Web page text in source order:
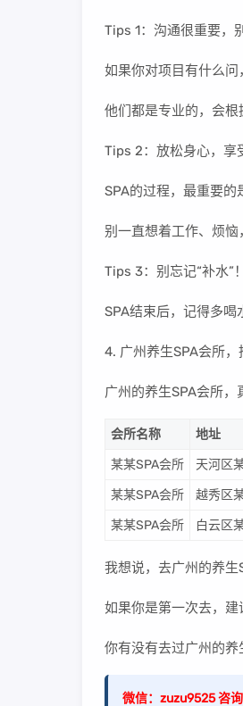
Tips 1：沟通很重要，
如果你对项目有什么问
他们都是专业的，会根
Tips 2：放松身心，享
SPA的过程，最重要的
别一直想着工作、烦恼
Tips 3：别忘记“补水”！
SPA结束后，记得多喝
4. 广州养生SPA会所，
广州的养生SPA会所，
会所名称 地址
某某SPA会所
天河区
某某SPA会所
越秀区
某某SPA会所
白云区
我想说，去广州的养生
如果你是第一次去，建
你有没有去过广州的养
微信：zuzu9525 咨